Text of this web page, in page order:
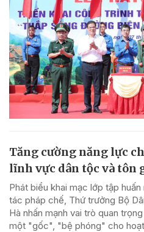
Tăng cường năng lực
lĩnh vực dân tộc và tôn
Phát biểu khai mạc lớp tập
tác pháp chế, Thứ trưởng Bộ
Hà nhấn mạnh vai trò quan
một "gốc", "bệ phóng" cho